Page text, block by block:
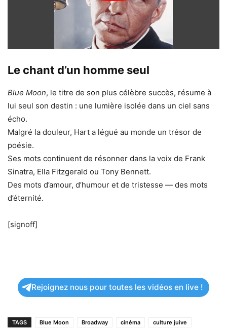
Le chant d’un homme seul
Blue Moon, le titre de son plus célèbre succès, résume à
lui seul son destin : une lumière isolée dans un ciel sans
écho.
Malgré la douleur, Hart a légué au monde un trésor de
poésie.
Ses mots continuent de résonner dans la voix de Frank
Sinatra, Ella Fitzgerald ou Tony Bennett.
Des mots d’amour, d’humour et de tristesse — des mots
d’éternité.
[signoff]
Rejoignez nous pour toutes les vidéos en live !
TAGS Blue Moon Broadway cinéma
culture juive